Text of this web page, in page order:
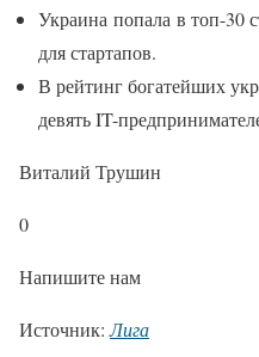
Украина попала в топ-30
для стартапов.
В рейтинг богатейших
девять IT-
Виталий Трушин
0
Напишите нам
Источник:Лига